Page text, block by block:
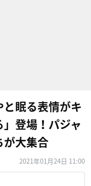
と眠る表情がキ
」登場！パジャ
が大集合
2021年01月24日 11:00